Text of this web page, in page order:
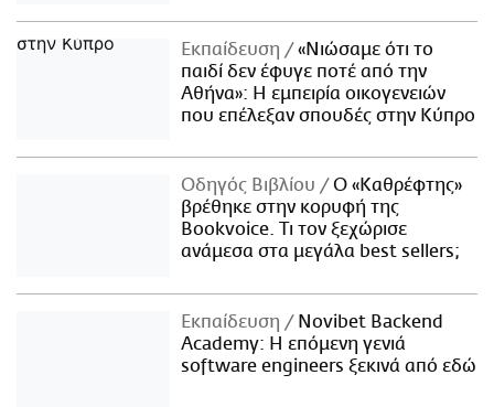
Εκπαίδευση
«Νιώσαμε ότι το
παιδί δεν έφυγε ποτέ από την
Αθήνα»: Η εμπειρία οικογενειών
που επέλεξαν σπουδές στην Κύπρο
Οδηγός Βιβλίου
Ο «Καθρέφτης»
βρέθηκε στην κορυφή της
Bookvoice. Τι τον ξεχώρισε
ανάμεσα στα μεγάλα best sellers;
Εκπαίδευση
Novibet Backend
Academy: Η επόμενη γενιά
software engineers ξεκινά από εδώ